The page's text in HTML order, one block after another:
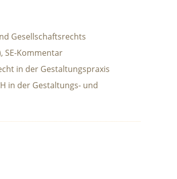
Gesellschaftsrechts
SE-Kommentar
in der Gestaltungspraxis
in der Gestaltungs- und